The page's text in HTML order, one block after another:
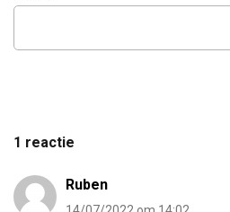
1 reactie
Ruben